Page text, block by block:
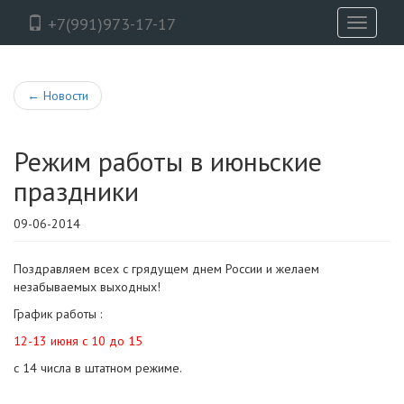
+7(991)973-17-17
Toggle
← Новости
Режим работы в июньские
праздники
09-06-2014
Поздравляем всех с грядущем днем России и желаем
незабываемых выходных!
График работы :
12-13 июня с 10 до 15
с 14 числа в штатном режиме.